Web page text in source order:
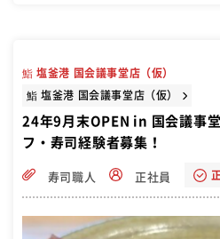
鮨 塩釜港 国会議事堂店（仮）
鮨 塩釜港 国会議事堂店（仮）
24年9月末OPEN in 国会議事
フ・寿司経験者募集！
寿司職人 正社員